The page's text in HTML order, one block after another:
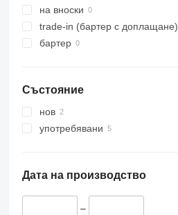
на вноски
trade-in (бартер с доплащане)
бартер
Състояние
нов
употребявани
Дата на производство
–